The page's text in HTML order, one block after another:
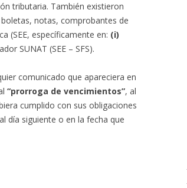
tributaria. También existieron
notas, comprobantes de
(SEE, específicamente en: (i)
SUNAT (SEE – SFS).
comunicado que apareciera en
“prorroga de vencimientos”, al
cumplido con sus obligaciones
día siguiente o en la fecha que